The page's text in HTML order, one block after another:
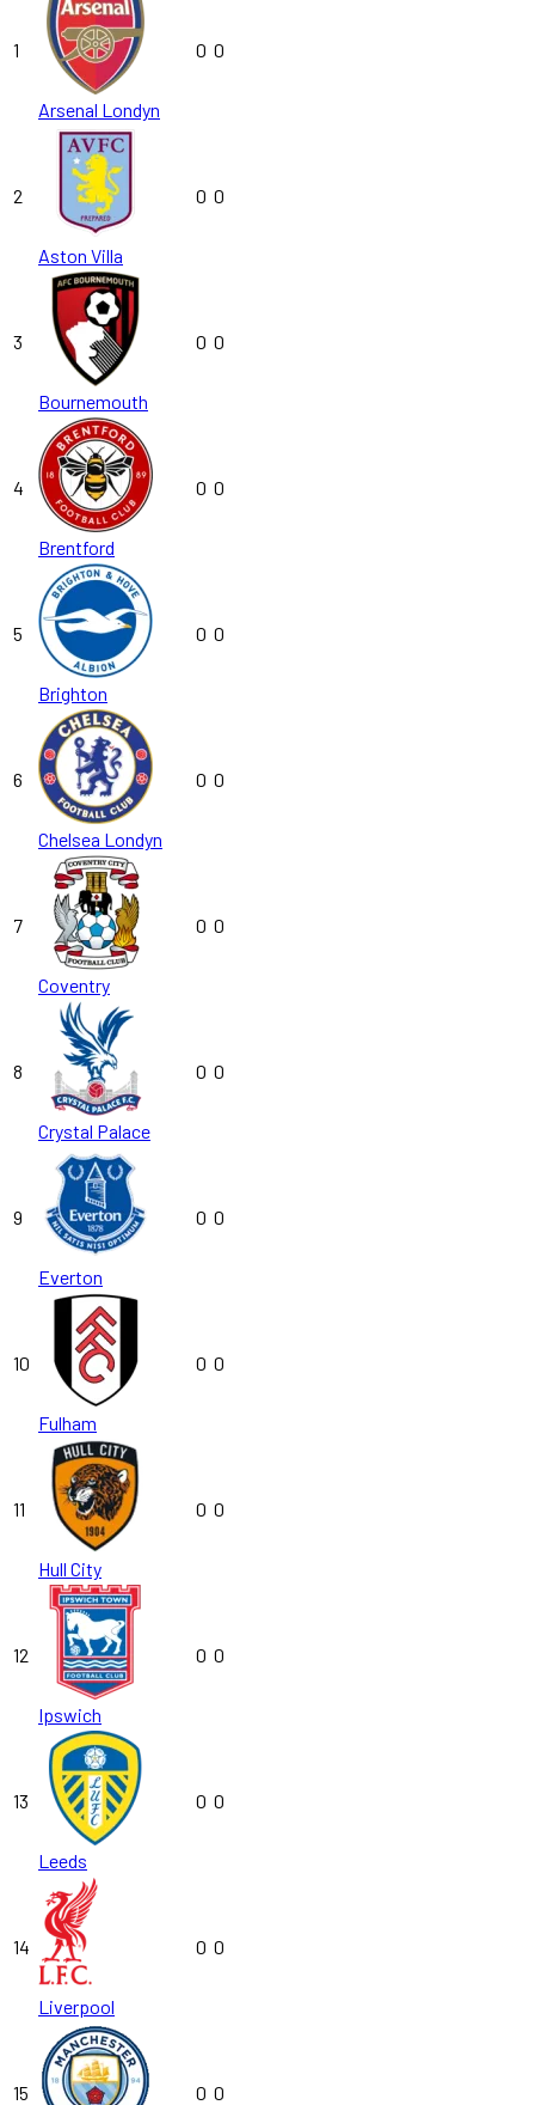
1
Arsenal Londyn
0 0
2
Aston Villa
0 0
3
Bournemouth
0 0
4
Brentford
0 0
5
Brighton
0 0
6
Chelsea Londyn
0 0
7
Coventry
0 0
8
Crystal Palace
0 0
9
Everton
0 0
10
Fulham
0 0
11
Hull City
0 0
12
Ipswich
0 0
13
Leeds
0 0
14
Liverpool
0 0
15 0 0